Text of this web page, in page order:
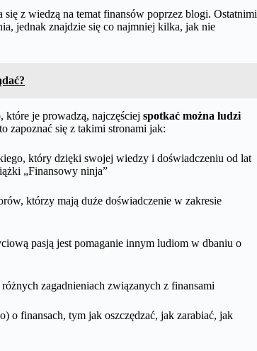
z wiedzą na temat finansów poprzez blogi. Ostatnimi
jednak znajdzie się co najmniej kilka, jak nie
które je prowadzą, najczęściej spotkać można ludzi
zapoznać się z takimi stronami jak:
który dzięki swojej wiedzy i doświadczeniu od lat
„Finansowy ninja”
którzy mają duże doświadczenie w zakresie
pasją jest pomaganie innym ludiom w dbaniu o
zagadnieniach związanych z finansami
o finansach, tym jak oszczędzać, jak zarabiać, jak